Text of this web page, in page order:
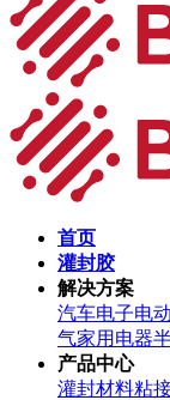
首页
灌封胶
解决方案
汽车电子电
气家用电器
产品中心
灌封材料粘